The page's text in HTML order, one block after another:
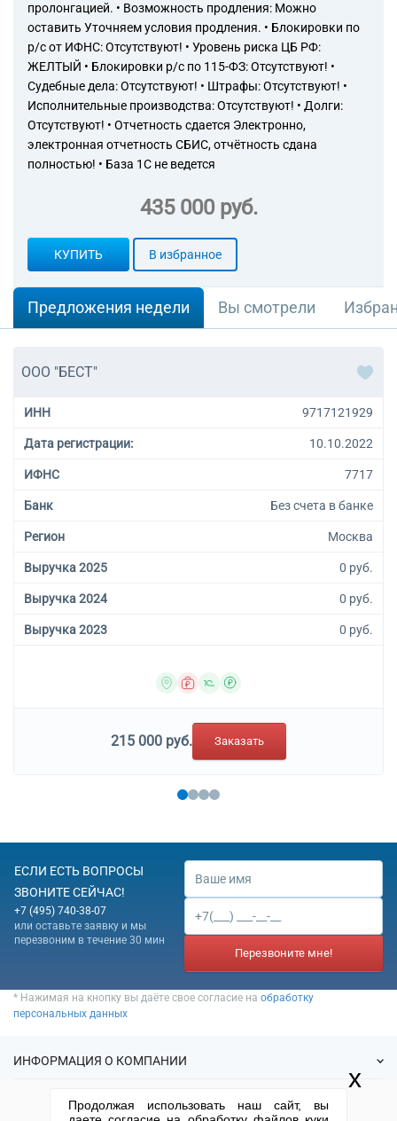
пролонгацией. • Возможность продления: Можно
оставить Уточняем условия продления. • Блокировки по
р/с от ИФНС: Отсутствуют! • Уровень риска ЦБ РФ:
ЖЕЛТЫЙ • Блокировки р/с по 115-ФЗ: Отсутствуют! •
Судебные дела: Отсутствуют! • Штрафы: Отсутствуют! •
Исполнительные производства: Отсутствуют! • Долги:
Отсутствуют! • Отчетность сдается Электронно,
электронная отчетность СБИС, отчётность сдана
полностью! • База 1С не ведется
435 000 руб.
КУПИТЬ В избранное
Предложения недели Вы смотрели
ООО "БЕСТ"
ИНН 9717121929
Дата регистрации: 10.10.2022
ИФНС 7717
Банк Без счета в банке
Регион Москва
Выручка 2025 0 руб.
Выручка 2024 0 руб.
Выручка 2023 0 руб.
215 000 руб. Заказать
ЕСЛИ ЕСТЬ ВОПРОСЫ
ЗВОНИТЕ СЕЙЧАС!
+7 (495) 740-38-07
или оставьте заявку и мы
перезвоним в течение 30 мин
Перезвоните мне!
* Нажимая на кнопку вы даёте свое согласие на обработку
персональных данных
ИНФОРМАЦИЯ О КОМПАНИИ
Продолжая использовать наш сайт, вы
x